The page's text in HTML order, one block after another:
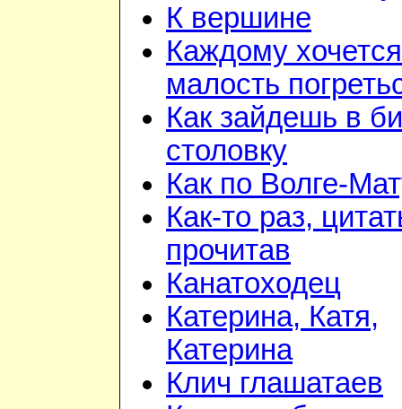
К вершине
Каждому хочется
малость
Как зайдешь в
столовку
Как по Волге-
Как-то раз,
прочитав
Канатоходец
Катерина, Катя,
Катерина
Клич глашатаев